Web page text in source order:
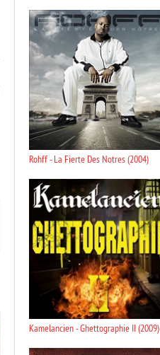
Rohff - La Fierte Des Notres (2004)
Kamelancien - Ghettographie II (2009)